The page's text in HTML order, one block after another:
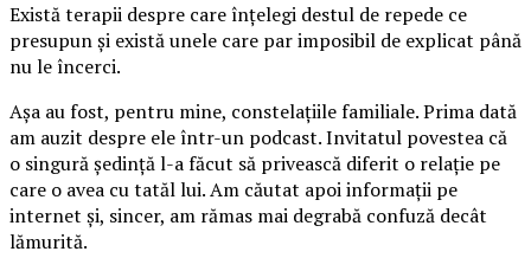
Există terapii despre care înțelegi destul de repede ce
presupun și există unele care par imposibil de explicat până
nu le încerci.
Așa au fost, pentru mine, constelațiile familiale. Prima dată
am auzit despre ele într-un podcast. Invitatul povestea că
o singură ședință l-a făcut să privească diferit o relație pe
care o avea cu tatăl lui. Am căutat apoi informații pe
internet și, sincer, am rămas mai degrabă confuză decât
lămurită.